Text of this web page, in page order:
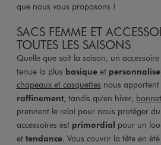
que nous vous proposons !
SACS FEMME ET
TOUTES LES SAISONS
Quelle que soit la saison, un
tenue la plus basiqueet personnalise
chapeaux et casquettes nous apportent
raffinement, tandis qu'en hiver,
prennent le relai pour nous protéger
accessoires est primordial pour un
et tendance. Vous couvrir la tête en